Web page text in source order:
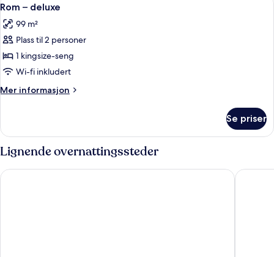
alle
bildene
av
Rom
–
deluxe
12
Rom – deluxe
99 m²
Plass til 2 personer
1 kingsize-seng
Wi-fi inkludert
Mer informasjon
Mer
–
Se priser
Lignende overnattingssteder
Palo Santo Hotel Krista